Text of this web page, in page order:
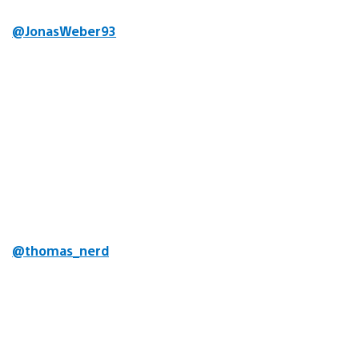
@JonasWeber93
@thomas_nerd